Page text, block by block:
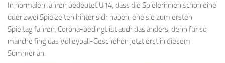
In normalen Jahren bedeutet U14, dass die Spielerinnen schon eine
oder zwei Spielzeiten hinter sich haben, ehe sie zum ersten
Spieltag fahren. Corona-bedingt ist auch das anders, denn für so
manche fing das Volleyball-Geschehen jetzt erst in diesem
Sommer an.